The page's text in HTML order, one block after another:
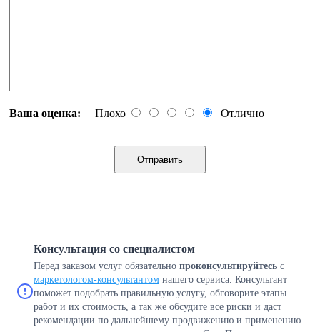
Ваша оценка: Плохо Отлично
Отправить
Консультация со специалистом
Перед заказом услуг обязательно проконсультируйтесь с
маркетологом-консультантом нашего сервиса. Консультант
поможет подобрать правильную услугу, обговорите этапы
работ и их стоимость, а так же обсудите все риски и даст
рекомендации по дальнейшему продвижению и применению